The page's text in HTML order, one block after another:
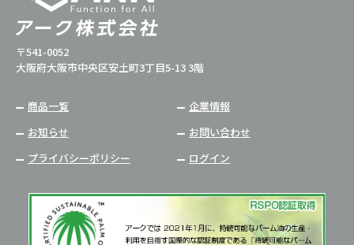
〒541-0052
大阪府大阪市中央区安土町3丁目5-13 3階
商品一覧
企業情報
お知らせ
お問い合わせ
プライバシーポリシー
ログイン